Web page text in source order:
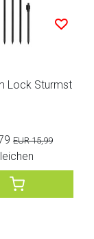
Lock Sturmst
EUR 15,99